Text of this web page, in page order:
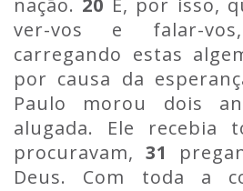
nação. 20 É, por isso,
ver-vos e falar-
carregando estas
por causa da
Paulo morou dois
alugada. Ele recebia
procuravam, 31
Deus. Com toda a